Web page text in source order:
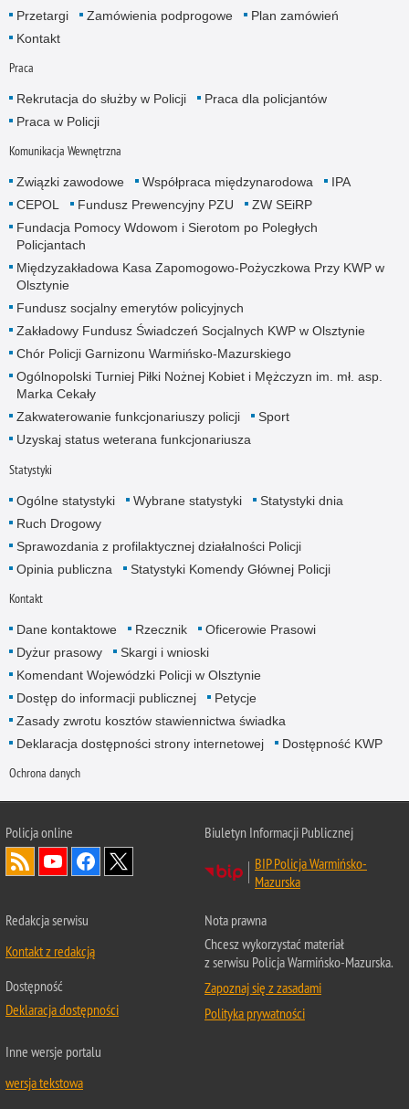
Przetargi Zamówienia podprogowe
Plan zamówień
Kontakt
Praca
Rekrutacja do służby w Policji
Praca dla policjantów
Praca w Policji
Komunikacja Wewnętrzna
Związki zawodowe Współpraca międzynarodowa
IPA
CEPOL
Fundusz Prewencyjny PZU
ZW SEiRP
Fundacja Pomocy Wdowom i Sierotom po Poległych
Policjantach
Międzyzakładowa Kasa Zapomogowo-Pożyczkowa Przy KWP w
Olsztynie
Fundusz socjalny emerytów policyjnych
Zakładowy Fundusz Świadczeń Socjalnych KWP w Olsztynie
Chór Policji Garnizonu Warmińsko-Mazurskiego
Ogólnopolski Turniej Piłki Nożnej Kobiet i Mężczyzn im. mł. asp.
Marka Cekały
Zakwaterowanie funkcjonariuszy policji
Sport
Uzyskaj status weterana funkcjonariusza
Statystyki
Ogólne statystyki Wybrane statystyki
Statystyki dnia
Ruch Drogowy
Sprawozdania z profilaktycznej działalności Policji
Opinia publiczna
Statystyki Komendy Głównej Policji
Kontakt
Dane kontaktowe Rzecznik
Oficerowie Prasowi
Dyżur prasowy
Skargi i wnioski
Komendant Wojewódzki Policji w Olsztynie
Dostęp do informacji publicznej
Petycje
Zasady zwrotu kosztów stawiennictwa świadka
Deklaracja dostępności strony internetowej
Dostępność KWP
Ochrona danych
Policja online
Biuletyn Informacji Publicznej
BIP Policja Warmińsko-
Mazurska
Redakcja serwisu
Kontakt z redakcją
Dostępność
Deklaracja dostępności
Nota prawna
Chcesz wykorzystać materiał
z serwisu Policja Warmińsko-Mazurska.
Zapoznaj się z zasadami
Polityka prywatności
Inne wersje portalu
wersja tekstowa